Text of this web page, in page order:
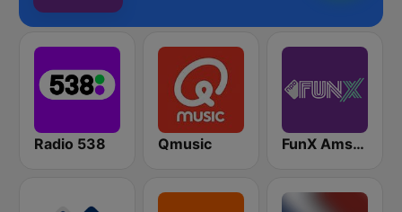
Radio 538 Qmusic FunX Amsterdam